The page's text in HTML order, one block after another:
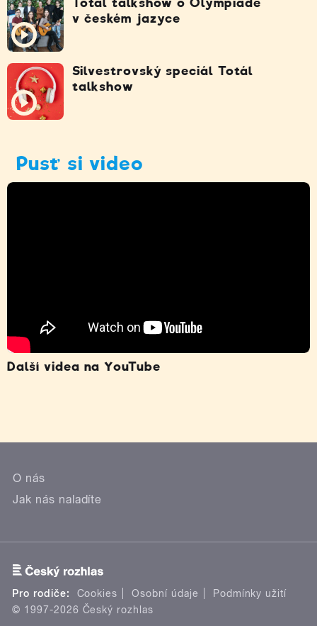
v českém jazyce
Silvestrovský speciál Totál
talkshow
Pusť si video
Další videa na YouTube
O nás
Jak nás naladíte
Pro rodiče: Cookies Osobní údaje
Podmínky užití
© 1997-2026 Český rozhlas